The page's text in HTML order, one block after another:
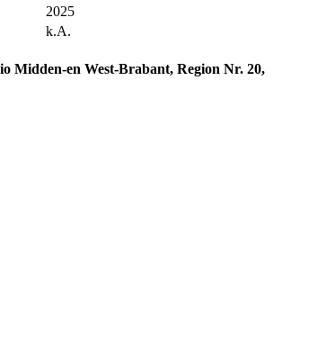
2025
k.A.
Midden-en West-Brabant, Region Nr. 20,